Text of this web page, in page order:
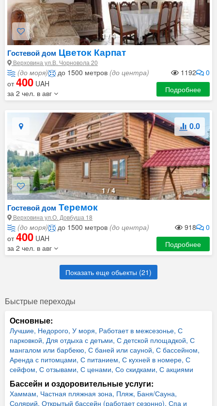
1/4
Гостевой дом Цветок Карпат
Верховина ул.В. Чорновола 20
(до моря) 0
до 1500 метров (до центра)
1192
от400 UAH
за 2 чел. в авг
Подробнее
1/4
0.0
Гостевой дом Теремок
Верховина ул.О. Довбуша 18
(до моря) 0
до 1500 метров (до центра)
918
от400 UAH
за 2 чел. в авг
Подробнее
Показать еще обьекты (21)
Быстрые переходы
Основные:
Лучшие, Недорого, У моря, Работает в межсезонье, С
парковкой, Для отдыха с детьми, С детской площадкой, С
мангалом или барбекю, С баней или сауной, С бассейном,
Аренда с питомцами, С питанием, С кухней в номере, С
сейфом, С отзывами, С ценами, Со скидками, С акциями
Бассейн и оздоровительные услуги:
Хаммам, Частная пляжная зона, Пляж, Баня/Сауна,
Солярий, Открытый бассейн (работает сезонно), Спа и